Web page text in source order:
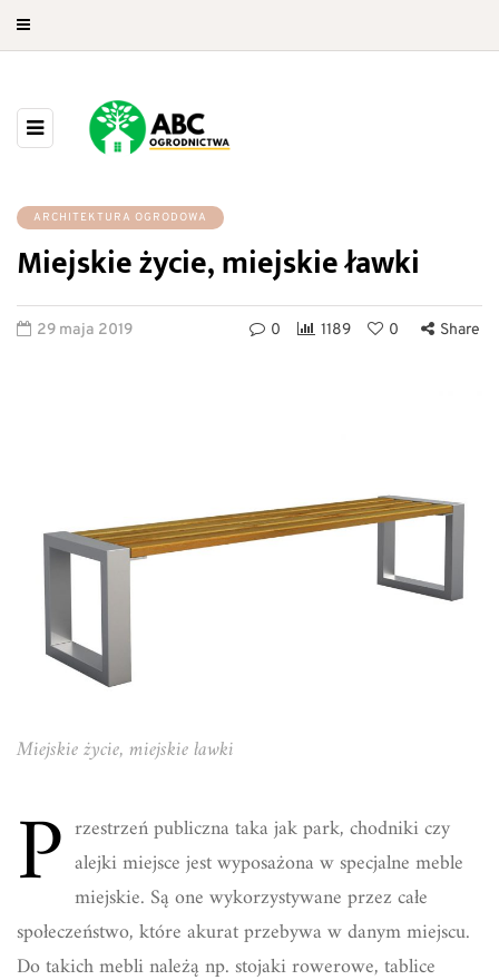
ARCHITEKTURA OGRODOWA
Miejskie życie, miejskie ławki
29 maja 2019 0 1189 0 Share
Miejskie życie, miejskie ławki
P rzestrzeń publiczna taka jak park, chodniki czy
alejki miejsce jest wyposażona w specjalne meble
miejskie. Są one wykorzystywane przez całe
społeczeństwo, które akurat przebywa w danym miejscu.
Do takich mebli należą np. stojaki rowerowe, tablice